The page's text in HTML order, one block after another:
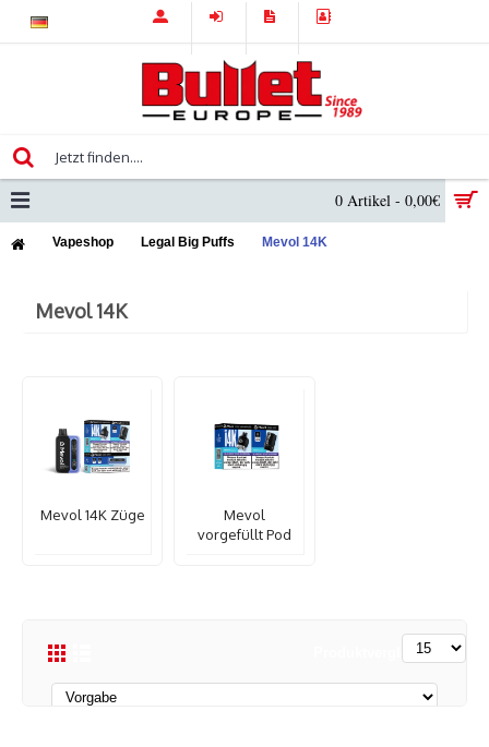
0 Artikel - 0,00€
Vapeshop Legal Big Puffs Mevol 14K
Mevol 14K
Mevol 14K Züge
Mevol
vorgefüllt Pod
Produktvergleich (0)